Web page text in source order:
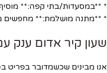
* **במסעדות/בתי קפה:** מוסיף
* **מתנה מושלמת:** מחפשים
שעון קיר אדום ענק
אנו מבינים שכשמדובר בפריט